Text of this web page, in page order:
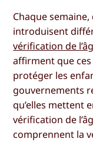
Chaque
introduisent
vérification de
affirment que
protéger les
gouvernements
qu’elles mettent
vérification de
comprennent la